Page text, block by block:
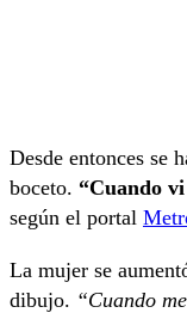
Desde entonces se
boceto. “Cuando
según el portal
La mujer se
dibujo. “Cuando